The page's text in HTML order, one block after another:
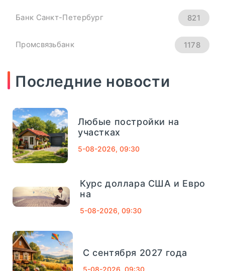
всем основным мировым валютам.
04сентябрь, 2025
Финансовый Совет На 4
Деньги За Лишние
Школьные Покупки -
«Тема Дня»
Банк Санкт-Петербург 821
Промсвязьбанк 1178
Внешпромбанк
Банк Югра
1013
Совкомбанк
ТРАСТ
Газпромбанк
Последние новости
Любые постройки на
участках
5-08-2026, 09:30
Курс доллара США и Евро
на
5-08-2026, 09:30
С сентября 2027 года
5-08-2026, 09:30